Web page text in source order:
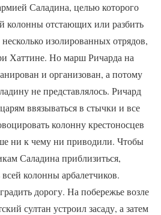
Саладина, целью которого
колонны отстающих или разбить
изолированных отрядов,
Хаттине. Но марш Ричарда на
и организован, а потому
не представлялось. Ричард
ввязываться в стычки и все
колонну крестоносцев
ни к чему ни приводили. Чтобы
Саладина приблизиться,
колонны арбалетчиков.
дорогу. На побережье возле
султан устроил засаду, а затем